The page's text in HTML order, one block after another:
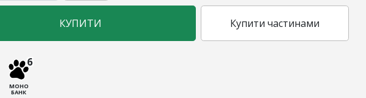
КУПИТИ Купити частинами
6
МОНО
БАНК